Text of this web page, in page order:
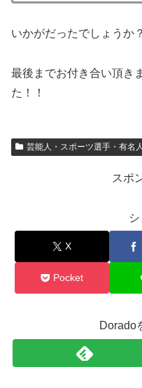
いかがだったでしょうか？
最後までお付き合い頂き
た！！
芸能人・スポーツ選手・有名人
スポ
X
Pocket
Dorado